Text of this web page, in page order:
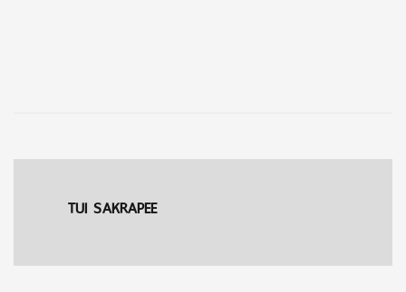
TUI SAKRAPEE